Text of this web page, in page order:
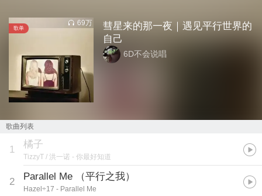
歌单
69万
彗星来的那一夜｜遇见平行世界的
自己
6D不会说唱
歌曲列表
1 橘子
TizzyT / 洪一诺 - 你最好知道
2 Parallel Me （平行之我）
Hazel÷17 - Parallel Me